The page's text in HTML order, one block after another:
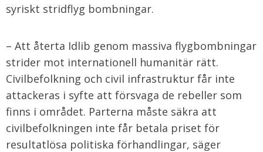
syriskt stridflyg bombningar.
– Att återta Idlib genom massiva flygbombningar
strider mot internationell humanitär rätt.
Civilbefolkning och civil infrastruktur får inte
attackeras i syfte att försvaga de rebeller som
finns i området. Parterna måste säkra att
civilbefolkningen inte får betala priset för
resultatlösa politiska förhandlingar, säger